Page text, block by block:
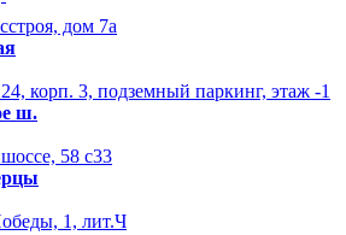
дом 7а
корп. 3, подземный паркинг, этаж -1
ш.
58 с33
1, лит.Ч